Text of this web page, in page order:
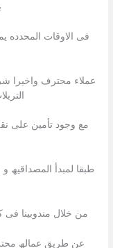
فى الاوقات المحدده
عملاء محترف واخیرا
مع وجود تأمین على
طبقا لمبدأ المصداقیھ
من خلال مندوبینا فى
عن طریق عمالھ